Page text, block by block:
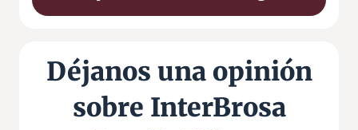
Déjanos una opinión
sobre InterBrosa